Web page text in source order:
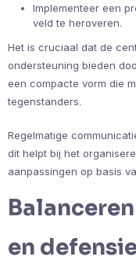
Implementeer een
veld te heroveren.
Het is cruciaal dat de
ondersteuning bieden
een compacte vorm die
tegenstanders.
Regelmatige
dit helpt bij het
aanpassingen op basis
en